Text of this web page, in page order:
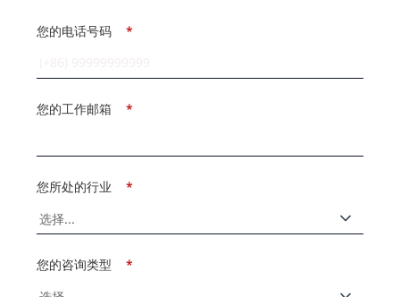
*
您的电话号码
*
您的工作邮箱
*
您所处的行业
*
您的咨询类型